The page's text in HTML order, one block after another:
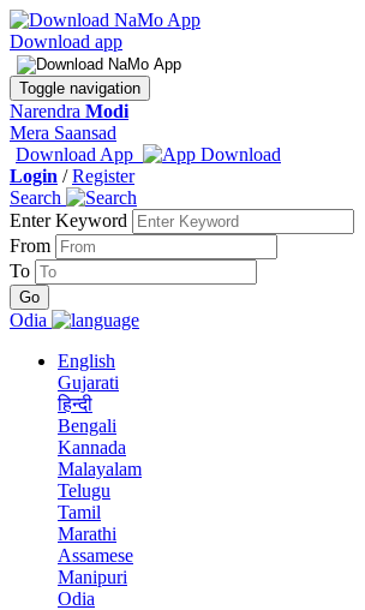
Download app
Toggle navigation
Narendra Modi
Mera Saansad
Download App
Login /Register
Search
Enter Keyword
From
To
Odia
English
Gujarati
हिन्दी
Bengali
Kannada
Malayalam
Telugu
Tamil
Marathi
Assamese
Manipuri
Odia